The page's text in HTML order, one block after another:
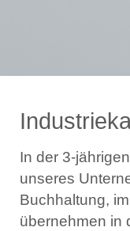
In der 3-
unseres
Buchhaltung,
übernehmen in